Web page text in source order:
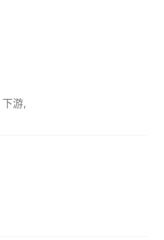
下游,